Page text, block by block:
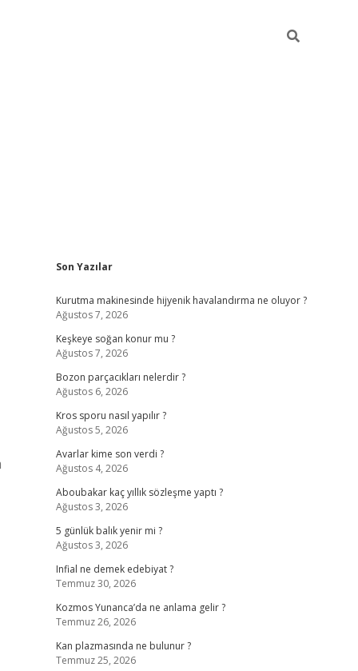
Sidebar
Son Yazılar
Kurutma makinesinde hijyenik havalandırma ne oluyor ?
Ağustos 7, 2026
Keşkeye soğan konur mu ?
Ağustos 7, 2026
Bozon parçacıkları nelerdir ?
Ağustos 6, 2026
Kros sporu nasıl yapılır ?
Ağustos 5, 2026
Avarlar kime son verdi ?
Ağustos 4, 2026
Aboubakar kaç yıllık sözleşme yaptı ?
Ağustos 3, 2026
5 günlük balık yenir mi ?
Ağustos 3, 2026
Infial ne demek edebiyat ?
Temmuz 30, 2026
Kozmos Yunanca’da ne anlama gelir ?
Temmuz 26, 2026
Kan plazmasında ne bulunur ?
Temmuz 25, 2026